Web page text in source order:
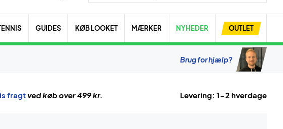
GUIDES KØB LOOKET MÆRKER NYHEDER OUTLET
Brug for hjælp?
fragtved køb over 499 kr. Levering: 1-2 hverdage